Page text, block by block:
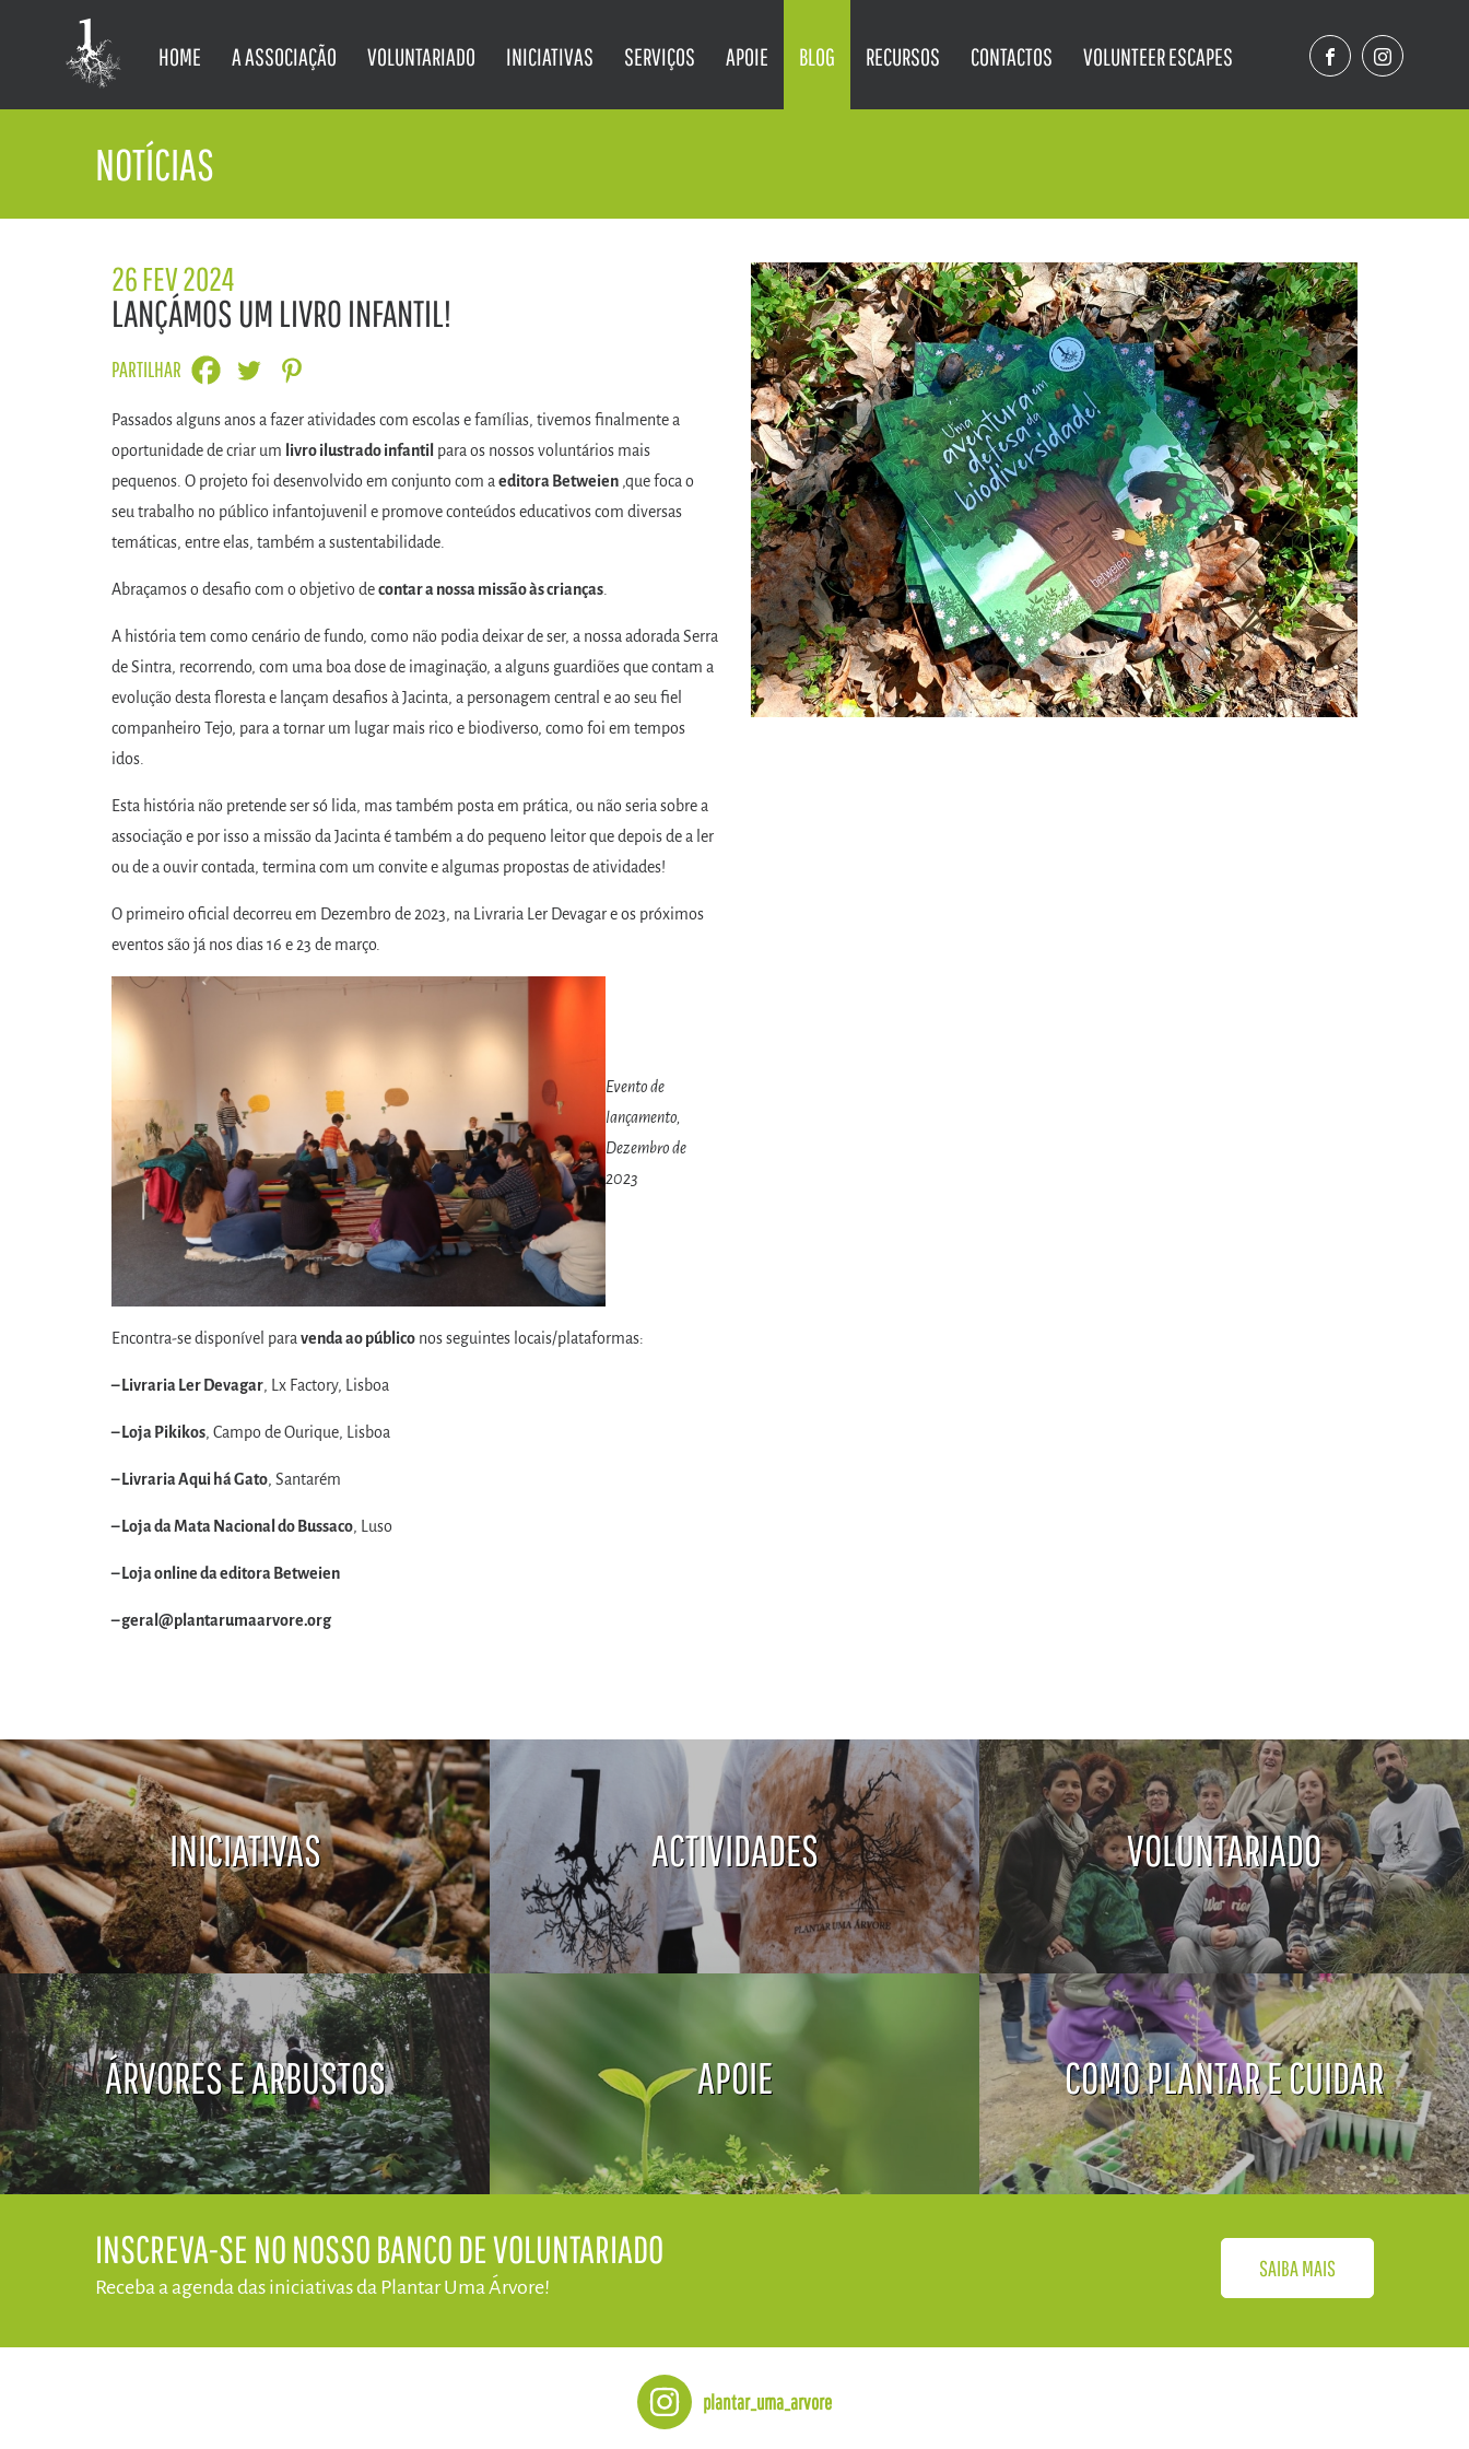
HOME A ASSOCIAÇÃO VOLUNTARIADO INICIATIVAS SERVIÇOS APOIE BLOG RECURSOS CONTACTOS VOLUNTEER ESCAPES
NOTÍCIAS
26 FEV 2024
LANÇÁMOS UM LIVRO INFANTIL!
PARTILHAR
Passados alguns anos a fazer atividades com escolas e famílias, tivemos finalmente a
oportunidade de criar um livro ilustrado infantil para os nossos voluntários mais
pequenos. O projeto foi desenvolvido em conjunto com a editora Betweien ,que foca o
seu trabalho no público infantojuvenil e promove conteúdos educativos com diversas
temáticas, entre elas, também a sustentabilidade.
Abraçamos o desafio com o objetivo decontar a nossa missão às crianças
A história tem como cenário de fundo, como não podia deixar de ser, a nossa adorada Serra
de Sintra, recorrendo, com uma boa dose de imaginação, a alguns guardiões que contam a
evolução desta floresta e lançam desafios à Jacinta, a personagem central e ao seu fiel
companheiro Tejo, para a tornar um lugar mais rico e biodiverso, como foi em tempos
idos.
Esta história não pretende ser só lida, mas também posta em prática, ou não seria sobre a
associação e por isso a missão da Jacinta é também a do pequeno leitor que depois de a ler
ou de a ouvir contada, termina com um convite e algumas propostas de atividades!
O primeiro oficial decorreu em Dezembro de 2023, na Livraria Ler Devagar e os próximos
eventos são já nos dias 16 e 23 de março.
Evento de
lançamento,
Dezembro de
2023
Encontra-se disponível para venda ao público nos seguintes locais/plataformas:
– Livraria Ler Devagar, Lx Factory, Lisboa
– Loja Pikikos, Campo de Ourique, Lisboa
– Livraria Aqui há Gato, Santarém
– Loja da Mata Nacional do Bussaco, Luso
– Loja online da editora Betweien
–geral@plantarumaarvore.org
INICIATIVAS ACTIVIDADES VOLUNTARIADO
ÁRVORES E ARBUSTOS APOIE COMO PLANTAR E CUIDAR
​INSCREVA-SE NO NOSSO BANCO DE VOLUNTARIADO
Receba a agenda das iniciativas da​ Plantar Uma Árvore!
SAIBA MAIS
plantar_uma_arvore